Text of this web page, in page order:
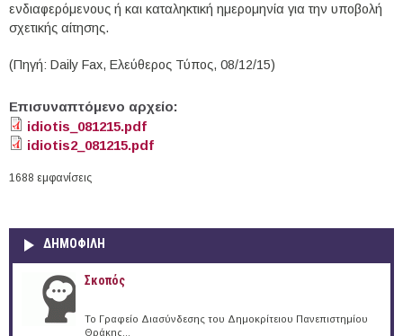
ενδιαφερόμενους ή και καταληκτική ημερομηνία για την υποβολή
σχετικής αίτησης.
(Πηγή: Daily Fax, Ελεύθερος Τύπος, 08/12/15)
Επισυναπτόμενο αρχείο:
idiotis_081215.pdf
idiotis2_081215.pdf
1688 εμφανίσεις
ΔΗΜΟΦΙΛΗ
Σκοπός
Το Γραφείο Διασύνδεσης του Δημοκρίτειου Πανεπιστημίου
Θράκης...